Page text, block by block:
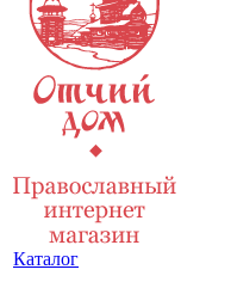
Каталог